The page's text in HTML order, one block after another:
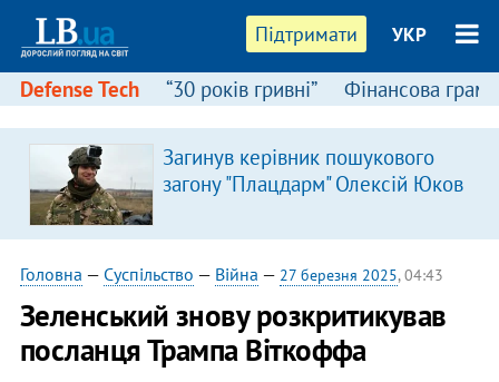
Підтримати УКР
Defense Tech “30 років гривні” Фінансова
Загинув керівник пошукового
загону "Плацдарм" Олексій Юков
Головна — Суспільство — Війна — 27 березня 2025, 04:43
Зеленський знову розкритикував
посланця Трампа Віткоффа